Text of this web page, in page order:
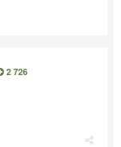
2 726